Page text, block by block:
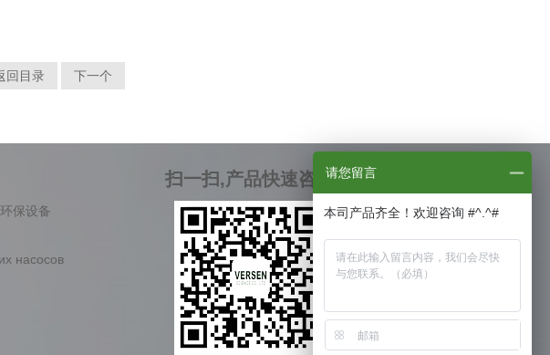
回目录 下一个
环保设备
насосов
扫一扫,产品快速咨询请您留言
本司产品齐全！欢迎咨询 #^.^#